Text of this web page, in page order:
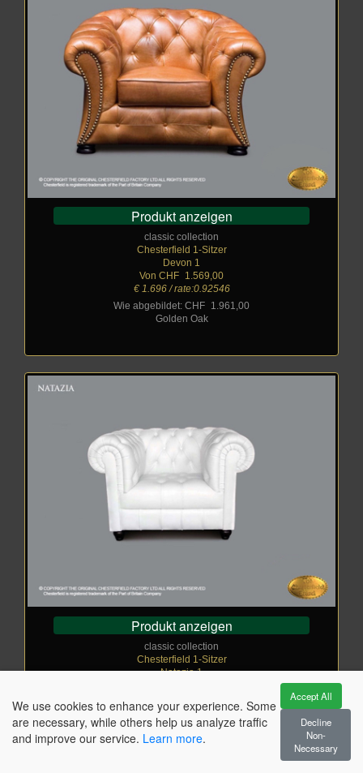
Produkt anzeigen
classic collection
Chesterfield 1-Sitzer
Devon 1
Von CHF
1.569,00
€ 1.696 / rate:0.92546
Wie abgebildet: CHF
1.961,00
Golden Oak
Produkt anzeigen
classic collection
Chesterfield 1-Sitzer
Natazia 1
Wie abgebildet: CHF
White
We use cookies to enhance your experience. Some
are necessary, while others help us analyze traffic
and improve our service. Learn more.
Accept All
Decline
Non-
Necessary